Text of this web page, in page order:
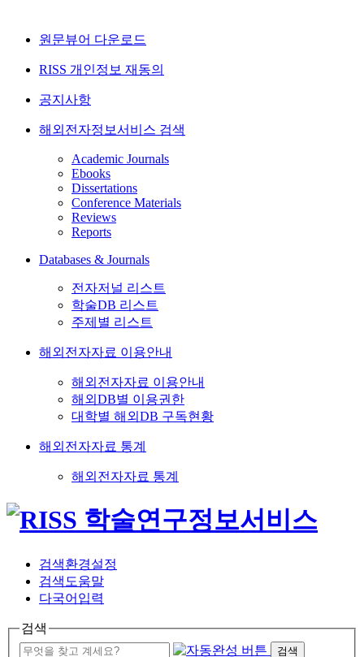
원문뷰어 다운로드
RISS 개인정보 재동의
공지사항
해외전자정보서비스 검색
Academic Journals
Ebooks
Dissertations
Conference Materials
Reviews
Reports
Databases & Journals
전자저널 리스트
학술DB 리스트
주제별 리스트
해외전자자료 이용안내
해외전자자료 이용안내
해외DB별 이용권한
대학별 해외DB 구독현황
해외전자자료 통계
해외전자자료 통계
검색환경설정
검색도움말
다국어입력
검색
검색